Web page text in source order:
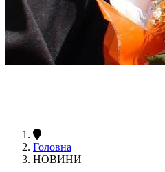
Головна
НОВИНИ